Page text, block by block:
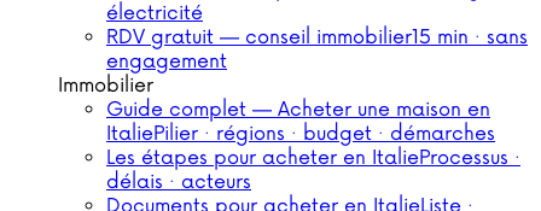
électricité
RDV gratuit — conseil immobilier15 min · sans
engagement
Immobilier
Guide complet — Acheter une maison en
ItaliePilier · régions · budget · démarches
Les étapes pour acheter en ItalieProcessus ·
délais · acteurs
Documents pour acheter en ItalieListe ·